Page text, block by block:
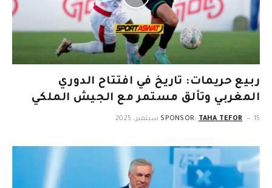
ربيع حريمات: تاريخ في افتتاح الدوري
المغربي وتألق مستمر مع الجيش الملكي
SPONSOR: TAHA TEFOR 15 سبتمبر، 2025